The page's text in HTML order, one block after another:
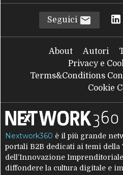
Seguici
About Autori
Privacy e
Terms&Conditions
Cookie
Nextwork360 è il più grande
portali B2B dedicati ai temi
dell’Innovazione
diffondere la cultura digitale e